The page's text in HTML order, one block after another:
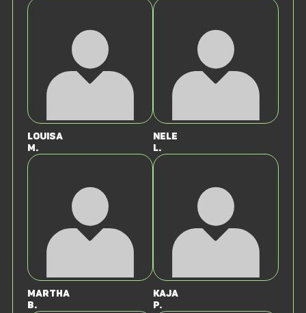
Louisa
M.
Nele
L.
Martha
B.
kaja
P.